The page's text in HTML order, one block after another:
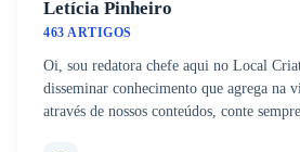
Letícia Pinheiro
463 ARTIGOS
Oi, sou redatora chefe aqui no Local
disseminar conhecimento que agrega na
através de nossos conteúdos, conte